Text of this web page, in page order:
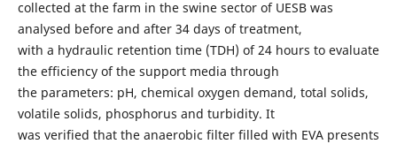
collected at the farm in the swine sector of UESB was
analysed before and after 34 days of treatment,
with a hydraulic retention time (TDH) of 24 hours to evaluate
the efficiency of the support media through
the parameters: pH, chemical oxygen demand, total solids,
volatile solids, phosphorus and turbidity. It
was verified that the anaerobic filter filled with EVA presents